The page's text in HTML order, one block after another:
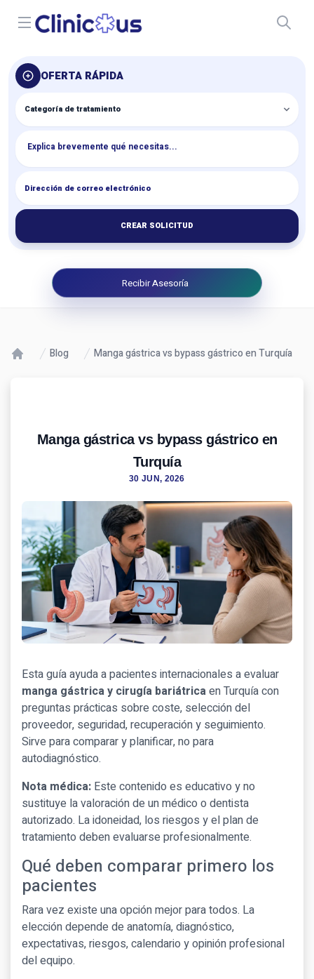
Open menu
OFERTA RÁPIDA
CREAR SOLICITUD
Recibir Asesoría
Blog Manga gástrica vs bypass gástrico en Turquía
Manga gástrica vs bypass gástrico en
Turquía
30 JUN, 2026
Esta guía ayuda a pacientes internacionales a evaluar
manga gástrica y cirugía bariátricaen Turquía con
preguntas prácticas sobre coste, selección del
proveedor, seguridad, recuperación y seguimiento.
Sirve para comparar y planificar, no para
autodiagnóstico.
Nota médica: Este contenido es educativo y no
sustituye la valoración de un médico o dentista
autorizado. La idoneidad, los riesgos y el plan de
tratamiento deben evaluarse profesionalmente.
Qué deben comparar primero los
pacientes
Rara vez existe una opción mejor para todos. La
elección depende de anatomía, diagnóstico,
expectativas, riesgos, calendario y opinión profesional
del equipo.